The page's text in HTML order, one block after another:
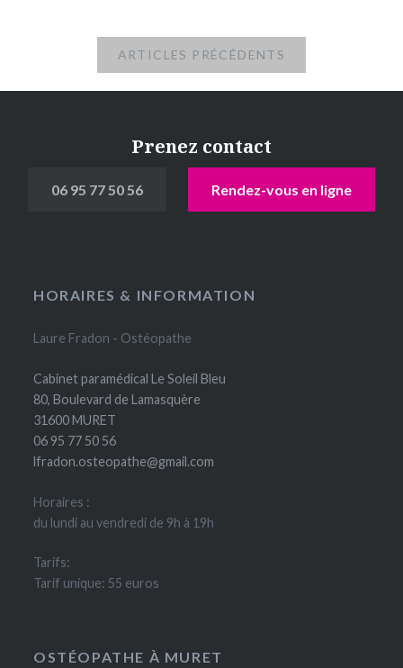
ARTICLES PRÉCÉDENTS
Prenez contact
06 95 77 50 56 Rendez-vous en ligne
HORAIRES & INFORMATION
Laure Fradon - Ostéopathe
Cabinet paramédical Le Soleil Bleu
80, Boulevard de Lamasquère
31600 MURET
06 95 77 50 56
lfradon.osteopathe@gmail.com
Horaires :
du lundi au vendredi de 9h à 19h
Tarifs:
Tarif unique: 55 euros
OSTÉOPATHE À MURET